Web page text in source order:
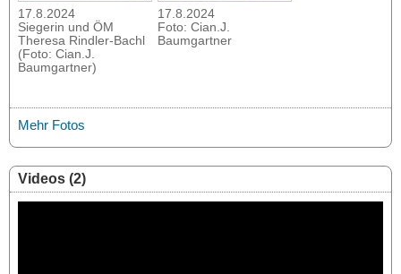
17.8.2024
Siegerin und ÖM
Theresa Rindler-Bachl
(Foto: Cian.J.
Baumgartner)
17.8.2024
Foto: Cian.J.
Baumgartner
Mehr Fotos
Videos (2)